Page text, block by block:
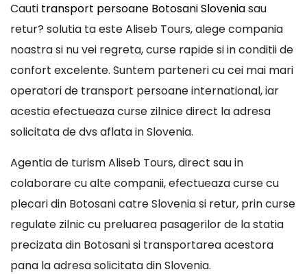
Cauti transport persoane Botosani Sloveniasau
retur? solutia ta este Aliseb Tours, alege compania
noastra si nu vei regreta, curse rapide si in conditii de
confort excelente. Suntem parteneri cu cei mai mari
operatori de transport persoane international, iar
acestia efectueaza curse zilnice direct la adresa
solicitata de dvs aflata in Slovenia.
Agentia de turism Aliseb Tours, direct sau in
colaborare cu alte companii, efectueaza curse cu
plecari din Botosani catre Slovenia si retur, prin curse
regulate zilnic cu preluarea pasagerilor de la statia
precizata din Botosani si transportarea acestora
pana la adresa solicitata din Slovenia.